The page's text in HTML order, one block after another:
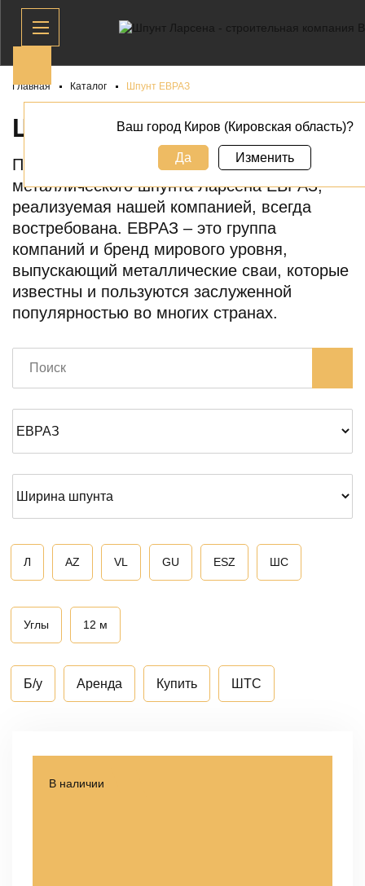
Главная Каталог Шпунт ЕВРАЗ
ШПУНТ ЕВРАЗ ВКИРОВЕ
Продукция известного производителя
металлического шпунта Ларсена ЕВРАЗ,
реализуемая нашей компанией, всегда
востребована. ЕВРАЗ – это группа
компаний и бренд мирового уровня,
выпускающий металлические сваи, которые
известны и пользуются заслуженной
популярностью во многих странах.
Л AZ VL GU ESZ ШС
Углы 12 м
Б/у Аренда Купить ШТС
В наличии
Ваш город Киров (Кировская область)?
Да Изменить